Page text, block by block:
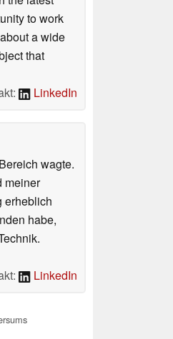
to work
a wide
that
LinkedIn
wagte.
meiner
erheblich
habe,
LinkedIn